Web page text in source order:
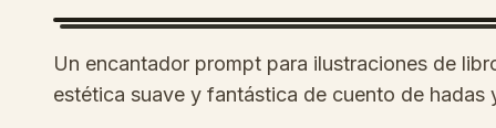
Un encantador prompt para ilustraciones de
estética suave y fantástica de cuento de hadas